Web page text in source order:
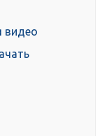
видео